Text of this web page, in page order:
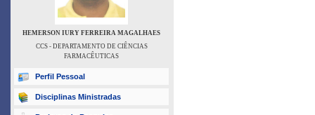
HEMERSON IURY FERREIRA MAGALHAES
CCS - DEPARTAMENTO DE CIÊNCIAS
FARMACÊUTICAS
Perfil Pessoal
Disciplinas Ministradas